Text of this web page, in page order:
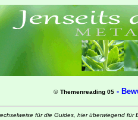
© Themenreading 05 -
für die Guides, hier überwiegend für